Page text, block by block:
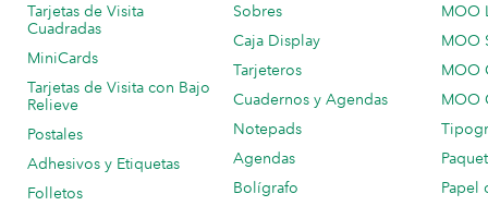
Tarjetas de Visita
Cuadradas
MiniCards
Tarjetas de Visita con Bajo
Relieve
Postales
Adhesivos y Etiquetas
Folletos
Sobres
Caja Display
Tarjeteros
Cuadernos y Agendas
Notepads
Agendas
Bolígrafo
MOO
MOO
MOO
MOO
Papel